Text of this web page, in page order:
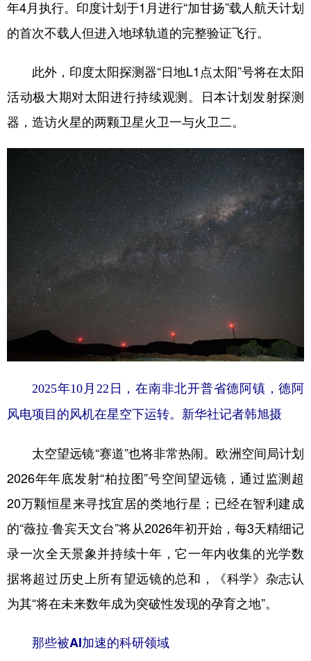
年4月执行。印度计划于1月进行“加甘扬”载人航天计划
的首次不载人但进入地球轨道的完整验证飞行。
此外，印度太阳探测器“日地L1点太阳”号将在太阳
活动极大期对太阳进行持续观测。日本计划发射探测
器，造访火星的两颗卫星火卫一与火卫二。
2025年10月22日，在南非北开普省德阿镇，德阿
风电项目的风机在星空下运转。新华社记者韩旭摄
太空望远镜“赛道”也将非常热闹。欧洲空间局计划
2026年年底发射“柏拉图”号空间望远镜，通过监测超
20万颗恒星来寻找宜居的类地行星；已经在智利建成
的“薇拉·鲁宾天文台”将从2026年初开始，每3天精细记
录一次全天景象并持续十年，它一年内收集的光学数
据将超过历史上所有望远镜的总和，《科学》杂志认
为其“将在未来数年成为突破性发现的孕育之地”。
那些被AI加速的科研领域